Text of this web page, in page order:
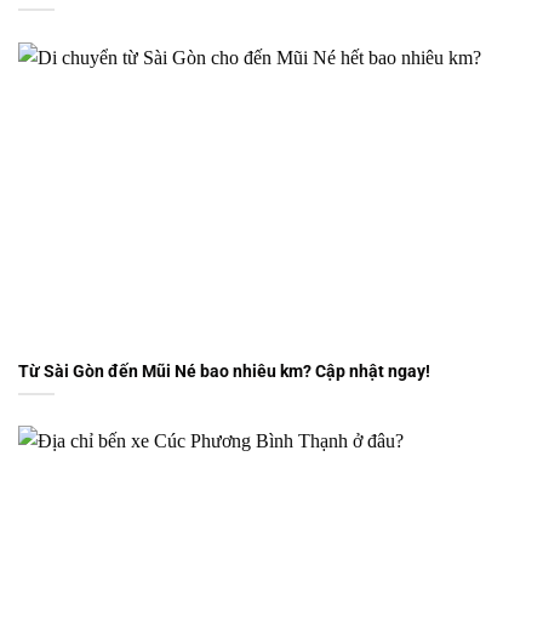
Từ Sài Gòn đến Mũi Né bao nhiêu km? Cập nhật ngay!